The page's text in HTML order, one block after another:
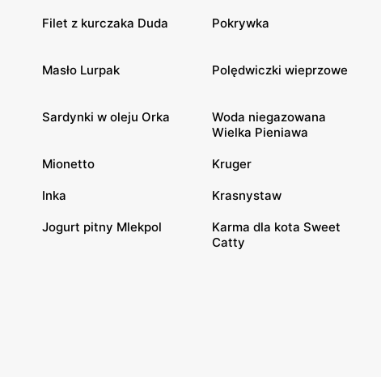
Filet z kurczaka Duda Pokrywka
Masło Lurpak Polędwiczki wieprzowe
Sardynki w oleju Orka
Woda niegazowana
Wielka Pieniawa
Mionetto Kruger
Inka Krasnystaw
Jogurt pitny Mlekpol
Karma dla kota Sweet
Catty